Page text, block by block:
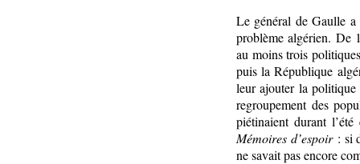
Le général de Gaulle a
problème algérien. De
au moins trois
puis la République
leur ajouter la
regroupement des
piétinaient durant
Mémoires d’espoir: si
ne savait pas encore